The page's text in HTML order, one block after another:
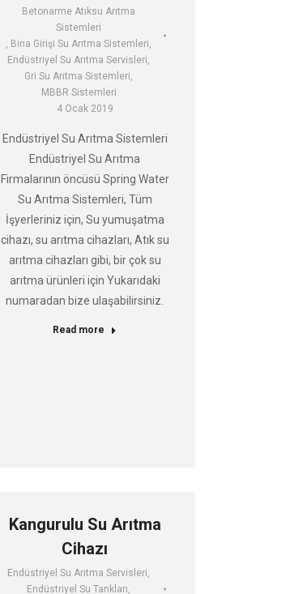
Betonarme Atıksu Arıtma
Sistemleri
, Bina Girişi Su Arıtma Sistemleri,
Endüstriyel Su Arıtma Servisleri,
Gri Su Arıtma Sistemleri,
MBBR Sistemleri
4 Ocak 2019
Endüstriyel Su Arıtma Sistemleri
Endüstriyel Su Arıtma
Firmalarının öncüsü Spring Water
Su Arıtma Sistemleri, Tüm
İşyerleriniz için, Su yumuşatma
cihazı, su arıtma cihazları, Atık su
arıtma cihazları gibi, bir çok su
arıtma ürünleri için Yukarıdaki
numaradan bize ulaşabilirsiniz.
Read more
Kangurulu Su Arıtma
Cihazı
Endüstriyel Su Arıtma Servisleri,
Endüstriyel Su Tankları,